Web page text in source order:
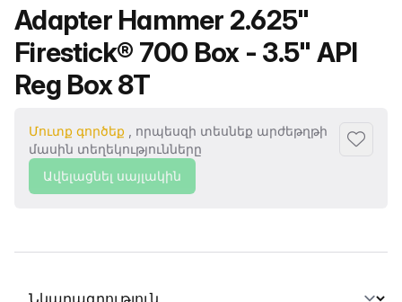
Ապրանքի անվանումը
Adapter Hammer 2.625"
Firestick® 700 Box - 3.5" API
Reg Box 8T
Մուտք գործեք , որպեսզի տեսնեք արժեթղթի
մասին տեղեկությունները
Ավելացնել սայլակին
Ընտրել տաբ